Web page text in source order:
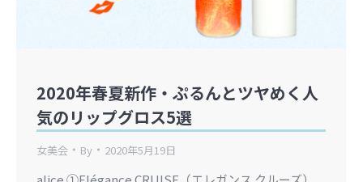
2020年春夏新作・ぷるんとツヤめく人
気のリップグロス5選
女美会 By 2020年5月19日